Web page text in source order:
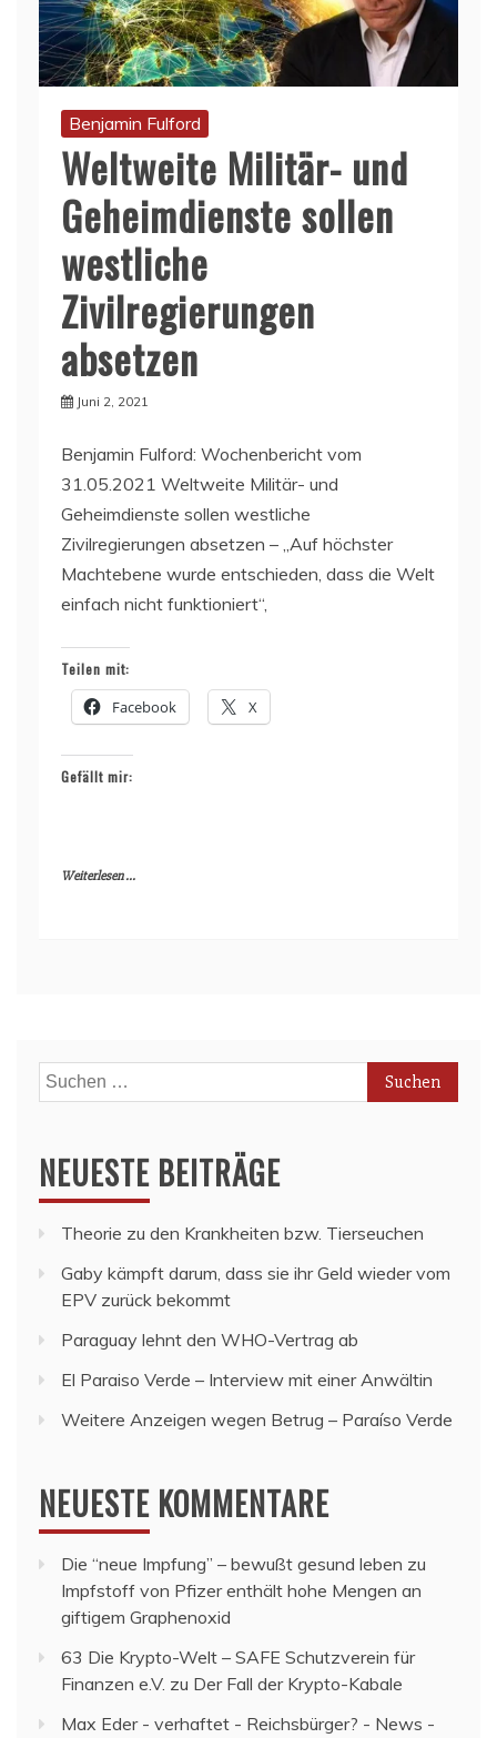
Benjamin Fulford
Weltweite Militär- und
Geheimdienste sollen
westliche
Zivilregierungen
absetzen
Juni 2, 2021
Benjamin Fulford: Wochenbericht vom
31.05.2021 Weltweite Militär- und
Geheimdienste sollen westliche
Zivilregierungen absetzen – „Auf höchster
Machtebene wurde entschieden, dass die Welt
einfach nicht funktioniert“,
Teilen mit:
Facebook X
Gefällt mir:
Weiterlesen ...
Suchen
nach:
NEUESTE BEITRÄGE
Theorie zu den Krankheiten bzw. Tierseuchen
Gaby kämpft darum, dass sie ihr Geld wieder vom
EPV zurück bekommt
Paraguay lehnt den WHO-Vertrag ab
El Paraiso Verde – Interview mit einer Anwältin
Weitere Anzeigen wegen Betrug – Paraíso Verde
NEUESTE KOMMENTARE
Die “neue Impfung” – bewußt gesund leben zu
Impfstoff von Pfizer enthält hohe Mengen an
giftigem Graphenoxid
63 Die Krypto-Welt – SAFE Schutzverein für
Finanzen e.V. zu Der Fall der Krypto-Kabale
Max Eder - verhaftet - Reichsbürger? - News -